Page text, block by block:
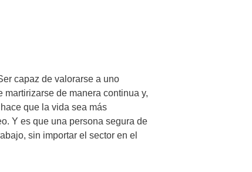
capaz de valorarse a uno
de manera continua y,
que la vida sea más
Y es que una persona segura de
sin importar el sector en el